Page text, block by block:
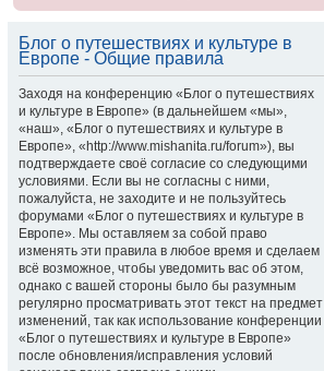
Блог о путешествиях и культуре в
Европе - Общие правила
Заходя на конференцию «Блог о путешествиях
и культуре в Европе» (в дальнейшем «мы»,
«наш», «Блог о путешествиях и культуре в
Европе», «http://www.mishanita.ru/forum»), вы
подтверждаете своё согласие со следующими
условиями. Если вы не согласны с ними,
пожалуйста, не заходите и не пользуйтесь
форумами «Блог о путешествиях и культуре в
Европе». Мы оставляем за собой право
изменять эти правила в любое время и сделаем
всё возможное, чтобы уведомить вас об этом,
однако с вашей стороны было бы разумным
регулярно просматривать этот текст на предмет
изменений, так как использование конференции
«Блог о путешествиях и культуре в Европе»
после обновления/исправления условий